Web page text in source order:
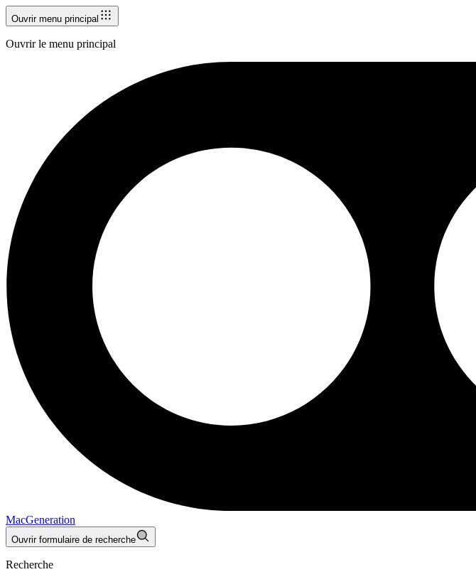
Ouvrir menu principal
Ouvrir le menu principal
MacGeneration
Ouvrir formulaire de recherche
Recherche